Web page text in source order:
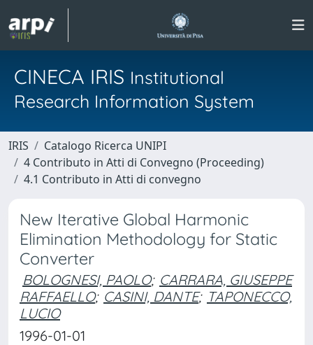
CINECA IRIS Institutional
Research Information System
IRIS
Catalogo Ricerca UNIPI
4 Contributo in Atti di Convegno (Proceeding)
4.1 Contributo in Atti di convegno
New Iterative Global Harmonic
Elimination Methodology for Static
Converter
BOLOGNESI, PAOLO; CARRARA, GIUSEPPE
RAFFAELLO; CASINI, DANTE; TAPONECCO,
LUCIO
1996-01-01